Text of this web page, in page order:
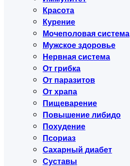
Красота
Курение
Мочеполовая система
Мужское здоровье
Нервная система
От грибка
От паразитов
От храпа
Пищеварение
Повышение либидо
Похудение
Псориаз
Сахарный диабет
Суставы